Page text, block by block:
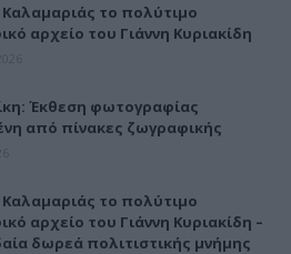
το πολύτιμο
αρχείο του Γιάννη Κυριακίδη
Έκθεση φωτογραφίας
από πίνακες ζωγραφικής
το πολύτιμο
αρχείο του Γιάννη Κυριακίδη –
δωρεά πολιτιστικής μνήμης